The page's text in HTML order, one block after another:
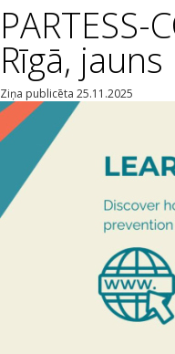
Rīgā,
Ziņa publicēta 25.11.2025